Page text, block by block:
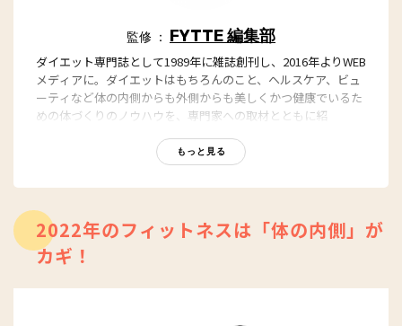
監修 ： FYTTE 編集部
ダイエット専門誌として1989年に雑誌創刊し、2016年よりWEB
メディアに。ダイエットはもちろんのこと、ヘルスケア、ビュ
ーティなど体の内側からも外側からも美しくかつ健康でいるた
めの体づくりのノウハウを、専門家への取材とともに紹
もに、編集部員も自らさまざまなヘルシーネタを日々お試し
もっと見る
2022年のフィットネスは「体の内側」が
カギ！